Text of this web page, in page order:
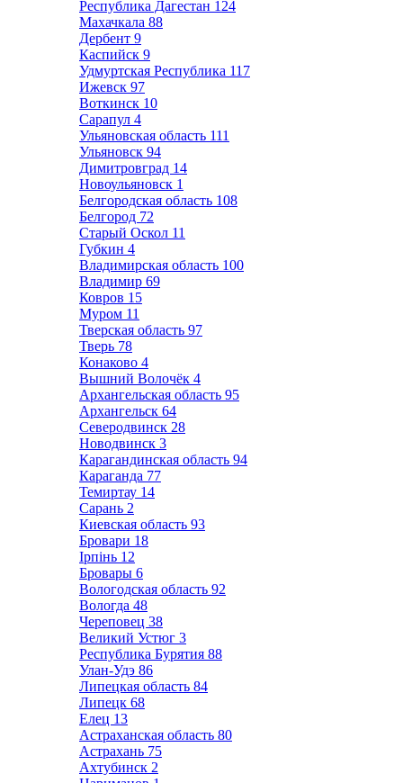
Республика Дагестан 124
Махачкала 88
Дербент 9
Каспийск 9
Удмуртская Республика 117
Ижевск 97
Воткинск 10
Сарапул 4
Ульяновская область 111
Ульяновск 94
Димитровград 14
Новоульяновск 1
Белгородская область 108
Белгород 72
Старый Оскол 11
Губкин 4
Владимирская область 100
Владимир 69
Ковров 15
Муром 11
Тверская область 97
Тверь 78
Конаково 4
Вышний Волочёк 4
Архангельская область 95
Архангельск 64
Северодвинск 28
Новодвинск 3
Карагандинская область 94
Караганда 77
Темиртау 14
Сарань 2
Киевская область 93
Бровари 18
Ірпінь 12
Бровары 6
Вологодская область 92
Вологда 48
Череповец 38
Великий Устюг 3
Республика Бурятия 88
Улан-Удэ 86
Липецкая область 84
Липецк 68
Елец 13
Астраханская область 80
Астрахань 75
Ахтубинск 2